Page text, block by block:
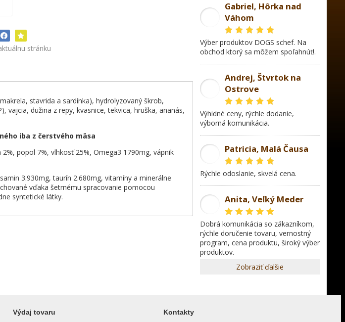
Gabriel, Hôrka nad
Váhom
Výber produktov DOGS schef. Na
obchod ktorý sa môžem spoľahnúť!.
Andrej, Štvrtok na
Ostrove
Výhidné ceny, rýchle dodanie,
výborná komunikácia.
Patricia, Malá Čausa
rýchle odoslanie, skvelá cena.
Anita, Veľký Meder
dobrá komunikácia so zákazníkom,
rýchle doručenie tovaru, vernostný
program, cena produktu, široký výber
produktov.
Zobraziť ďalšie
stránku
stavrida a sardínka), hydrolyzovaný škrob,
vajcia, dužina z repy, kvasnice, tekvica, hruška, ananás,
iba z čerstvého mäsa
popol 7%, vlhkosť 25%, Omega3 1790mg, vápnik
3.930mg, taurín 2.680mg, vitamíny a minerálne
vďaka šetrnému spracovanie pomocou
syntetické látky.
Výdaj tovaru Kontakty